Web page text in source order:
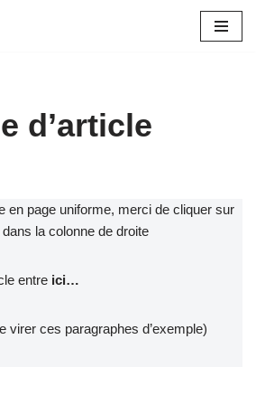
d’article
en page uniforme, merci de cliquer sur
la colonne de droite
entre ici…
virer ces paragraphes d’exemple)